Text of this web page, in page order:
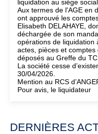
liquidation au siège social.
Aux termes de l'AGE en
ont approuvé les
Elisabeth DELAHAYE,
déchargée de son
opérations de liquidation
actes, pièces et
déposés au Greffe du TC
La société cesse
30/04/2026.
Mention au RCS
Pour avis, le liquidateur
DERNIÈRES